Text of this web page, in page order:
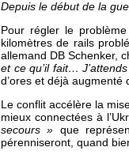
Depuis le début de la
Pour régler le
kilomètres de rails
allemand DB Schenker,
et ce qu’il fait…
d’ores et déjà augmenté
Le conflit accélère la
mieux connectées à
secours » que
pérenniseront, quand